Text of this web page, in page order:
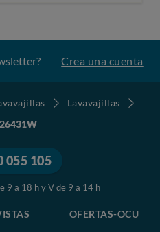
Crea una cuenta
Lavavajillas
055 105
9 a 18 h y V de 9 a 14 h
OFERTAS-OCU